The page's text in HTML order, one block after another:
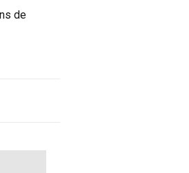
de